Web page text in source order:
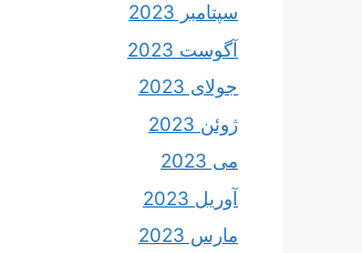
سپتامبر 2023
آگوست 2023
جولای 2023
ژوئن 2023
می 2023
آوریل 2023
مارس 2023